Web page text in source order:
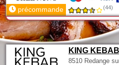
précommande (44)
KING
8510 Redange